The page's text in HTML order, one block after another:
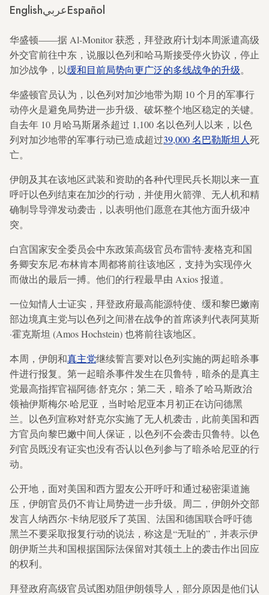
EnglishعربيEspañol
华盛顿——据 Al-Monitor 获悉，拜登政府计划本周派遣高级
外交官前往中东，说服以色列和哈马斯接受停火协议，停止
加沙战争，以缓和目前局势向更广泛的多线战争的升级。
华盛顿官员认为，以色列对加沙地带为期 10 个月的军事行
动停火是避免局势进一步升级、破坏整个地区稳定的关键。
自去年 10 月哈马斯屠杀超过 1,100 名以色列人以来，以色
列对加沙地带的军事行动已造成超过39,000 名巴勒斯坦人死
亡。
伊朗及其在该地区武装和资助的各种代理民兵长期以来一直
呼吁以色列结束在加沙的行动，并使用火箭弹、无人机和精
确制导导弹发动袭击，以表明他们愿意在其他方面升级冲
突。
白宫国家安全委员会中东政策高级官员布雷特·麦格克和国
务卿安东尼·布林肯本周都将前往该地区，支持为实现停火
而做出的最后一搏。他们的行程最早由 Axios 报道。
一位知情人士证实，拜登政府最高能源特使、缓和黎巴嫩南
部边境真主党与以色列之间潜在战争的首席谈判代表阿莫斯
·霍克斯坦 (Amos Hochstein) 也将前往该地区。
本周，伊朗和真主党继续誓言要对以色列实施的两起暗杀事
件进行报复。第一起暗杀事件发生在贝鲁特，暗杀的是真主
党最高指挥官福阿德·舒克尔；第二天，暗杀了哈马斯政治
领袖伊斯梅尔·哈尼亚，当时哈尼亚本月初正在访问德黑
兰。以色列宣称对舒克尔实施了无人机袭击，此前美国和西
方官员向黎巴嫩中间人保证，以色列不会袭击贝鲁特。以色
列官员既没有证实也没有否认以色列参与了暗杀哈尼亚的行
动。
公开地，面对美国和西方盟友公开呼吁和通过秘密渠道施
压，伊朗官员仍不肯让局势进一步升级。周二，伊朗外交部
发言人纳西尔·卡纳尼驳斥了英国、法国和德国联合呼吁德
黑兰不要采取报复行动的说法，称这是“无耻的”，并表示伊
朗伊斯兰共和国根据国际法保留对其领土上的袭击作出回应
的权利。
拜登政府高级官员试图劝阻伊朗领导人，部分原因是他们认